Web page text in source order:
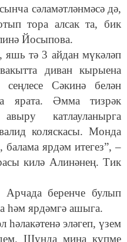
сәламәтләнмәсә дә,
тора алсак та, бик
Йосыпова.
тә 3 айдан мүкәләп
диван кырыена
Сәкинә белән
ярата. Әмма тизрәк
катлауланырга
коляскасы. Монда
ярдәм итегез”, –
килә Алинәнең. Тик
беренче булып
һәм ярдәмгә ашыга.
эләгеп, үзем
Шунда миңа күпме